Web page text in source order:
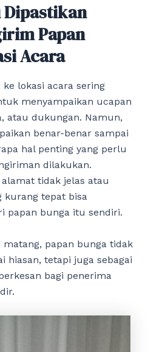
Dipastikan
Papan
Acara
lokasi acara sering
menyampaikan ucapan
atau dukungan. Namun,
benar-benar sampai
hal penting yang perlu
dilakukan.
tidak jelas atau
kurang tepat bisa
papan bunga itu sendiri.
matang, papan bunga tidak
hiasan, tetapi juga sebagai
bagi penerima